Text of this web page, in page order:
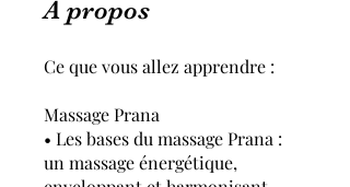
À propos
Ce que vous allez apprendre :
Massage Prana
• Les bases du massage Prana :
un massage énergétique,